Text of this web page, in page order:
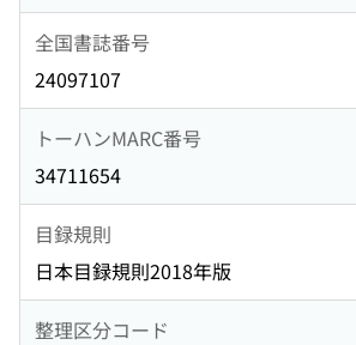
全国書誌番号
24097107
トーハンMARC番号
34711654
目録規則
日本目録規則2018年版
整理区分コード